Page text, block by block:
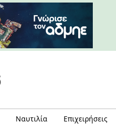
Ναυτιλία Επιχειρήσεις